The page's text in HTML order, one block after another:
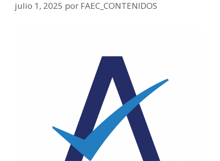
julio 1, 2025 por FAEC_CONTENIDOS